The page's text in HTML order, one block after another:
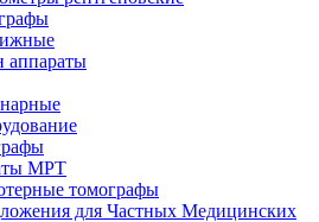
аппараты
МРТ
томографы
для Частных Медицинских